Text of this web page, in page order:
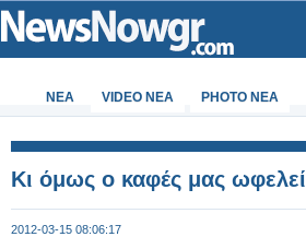
ΝΕΑ VIDEO NEA PHOTO NEA
Κι όμως ο καφές μας ωφελεί
2012-03-15 08:06:17